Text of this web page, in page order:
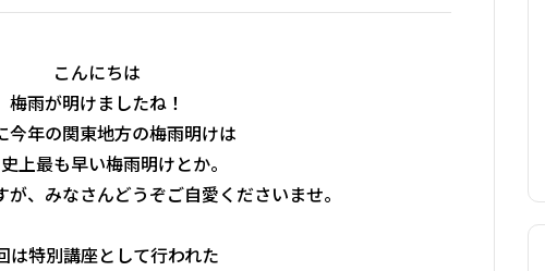
こんにちは
梅雨が明けましたね！
今年の関東地方の梅雨明けは
上最も早い梅雨明けとか。
、みなさんどうぞご自愛くださいませ。
は特別講座として行われた